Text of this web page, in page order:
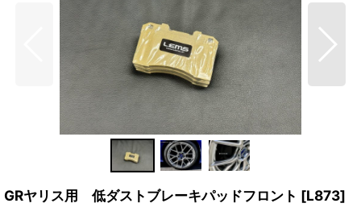
GRヤリス用 低ダストブレーキパッドフロント [L873]